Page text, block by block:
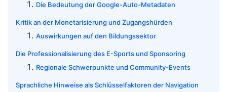
Die Bedeutung der Google-Auto-Metadaten
Kritik an der Monetarisierung und Zugangshürden
Auswirkungen auf den Bildungssektor
Die Professionalisierung des E-Sports und Sponsoring
Regionale Schwerpunkte und Community-Events
Sprachliche Hinweise als Schlüsselfaktoren der Navigation